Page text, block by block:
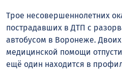
Трое несовершеннолетних
пострадавших в ДТП с
автобусом в Воронеже.
медицинской помощи
ещё один находится в